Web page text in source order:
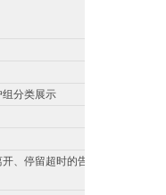
分类展示
、停留超时的告警规则，